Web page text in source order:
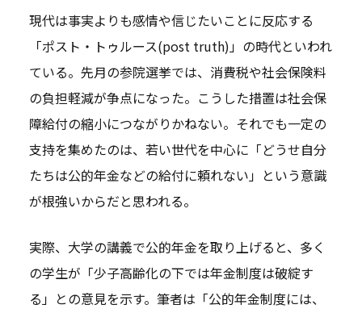
現代は事実よりも感情や信じたいことに反応する
「ポスト・トゥルース(post truth)」の時代といわれ
ている。先月の参院選挙では、消費税や社会保険料
の負担軽減が争点になった。こうした措置は社会保
障給付の縮小につながりかねない。それでも一定の
支持を集めたのは、若い世代を中心に「どうせ自分
たちは公的年金などの給付に頼れない」という意識
が根強いからだと思われる。
実際、大学の講義で公的年金を取り上げると、多く
の学生が「少子高齢化の下では年金制度は破綻す
る」との意見を示す。筆者は「公的年金制度には、